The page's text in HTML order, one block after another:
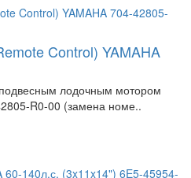
Control) YAMAHA
лодочным мотором
R0-00 (замена номе..